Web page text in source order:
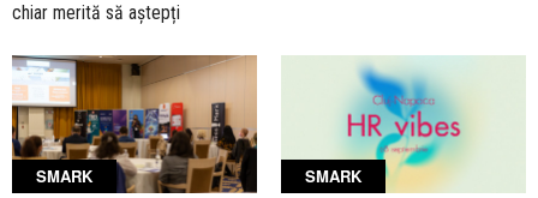
chiar merită să aștepți
SMARK
SMARK